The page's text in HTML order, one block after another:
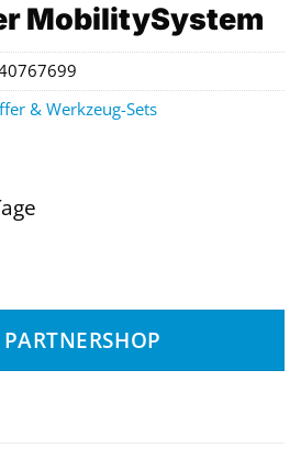
MobilitySystem
& Werkzeug-Sets